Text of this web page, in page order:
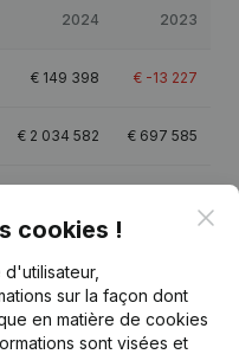
2024 2023
€ 149 398 € -13 227
€ 2 034 582 € 697 585
€
cookies !
sur la façon dont
en matière de cookies
sont visées et